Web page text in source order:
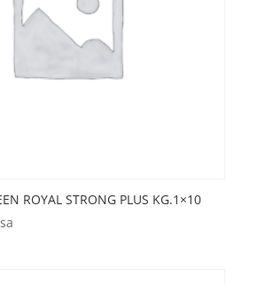
ROYAL STRONG PLUS KG.1×10